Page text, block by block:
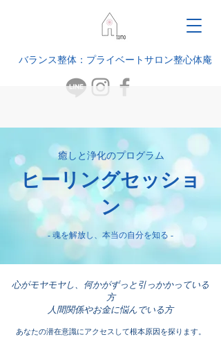
バランス整体：プライベートサロン整心体庵
​癒しと浄化のプログラム
ヒーリングセッショ
ン
​- 魂を解放し、本当の自分を知る -​
​心がモヤモヤし、何かがずっと引っかかっている
方
​人間関係やお金に悩んでいる方
あなたの潜在意識にアクセスして根本原因を探ります。